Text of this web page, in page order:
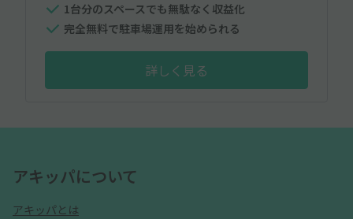
1台分のスペースでも無駄なく収益化
完全無料で駐車場運用を始められる
詳しく見る
アキッパについて
アキッパとは